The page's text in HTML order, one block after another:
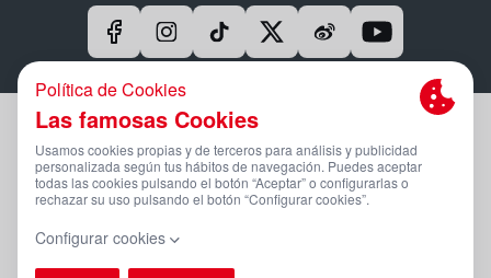
Aviso Legal Y Condiciones De Uso
Política De Privacidad
Compromiso Con La Protección De Datos Personales
Canal Ético